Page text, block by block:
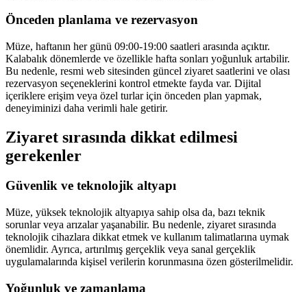
Önceden planlama ve rezervasyon
Müze, haftanın her günü 09:00-19:00 saatleri arasında açıktır.
Kalabalık dönemlerde ve özellikle hafta sonları yoğunluk artabilir.
Bu nedenle, resmi web sitesinden güncel ziyaret saatlerini ve olası
rezervasyon seçeneklerini kontrol etmekte fayda var. Dijital
içeriklere erişim veya özel turlar için önceden plan yapmak,
deneyiminizi daha verimli hale getirir.
Ziyaret sırasında dikkat edilmesi
gerekenler
Güvenlik ve teknolojik altyapı
Müze, yüksek teknolojik altyapıya sahip olsa da, bazı teknik
sorunlar veya arızalar yaşanabilir. Bu nedenle, ziyaret sırasında
teknolojik cihazlara dikkat etmek ve kullanım talimatlarına uymak
önemlidir. Ayrıca, artırılmış gerçeklik veya sanal gerçeklik
uygulamalarında kişisel verilerin korunmasına özen gösterilmelidir.
Yoğunluk ve zamanlama